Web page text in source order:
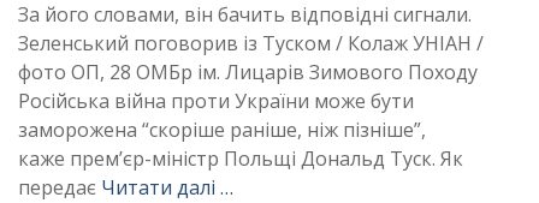
За його словами, він бачить відповідні сигнали.
Зеленський поговорив із Туском / Колаж УНІАН /
фото ОП, 28 ОМБр ім. Лицарів Зимового Походу
Російська війна проти України може бути
заморожена “скоріше раніше, ніж пізніше”,
каже прем’єр-міністр Польщі Дональд Туск. Як
передає Читати далі …